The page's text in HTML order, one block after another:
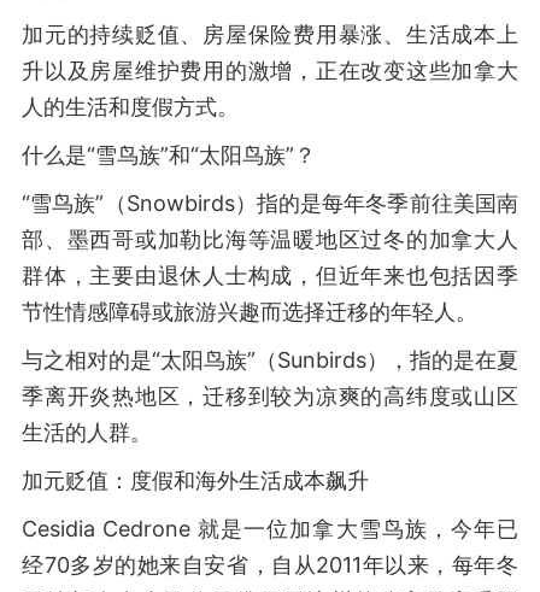
加元的持续贬值、房屋保险费用暴涨、生活成本上
升以及房屋维护费用的激增，正在改变这些加拿大
人的生活和度假方式。
什么是“雪鸟族”和“太阳鸟族”？
“雪鸟族”（Snowbirds）指的是每年冬季前往美国南
部、墨西哥或加勒比海等温暖地区过冬的加拿大人
群体，主要由退休人士构成，但近年来也包括因季
节性情感障碍或旅游兴趣而选择迁移的年轻人。
与之相对的是“太阳鸟族”（Sunbirds），指的是在夏
季离开炎热地区，迁移到较为凉爽的高纬度或山区
生活的人群。
加元贬值：度假和海外生活成本飙升
Cesidia Cedrone 就是一位加拿大雪鸟族，今年已
经70多岁的她来自安省，自从2011年以来，每年冬